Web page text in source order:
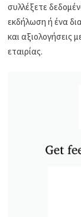
συλλέξετε
εκδήλωση ή ένα
και αξιολογήσεις
εταιρίας.